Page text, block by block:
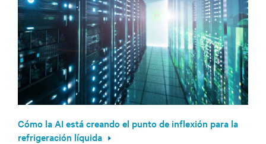
Cómo la AI está creando el punto de inflexión para la
refrigeración líquida